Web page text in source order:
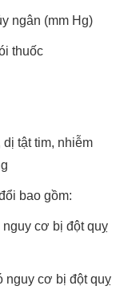
ngân (mm Hg)
thuốc
dị tật tim, nhiễm
bao gồm:
cơ bị đột quỵ
nguy cơ bị đột quỵ